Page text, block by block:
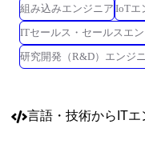
組み込みエンジニア IoTエ
ITセールス・セールスエ
研究開発（R&D）エンジ
言語・技術からITエ